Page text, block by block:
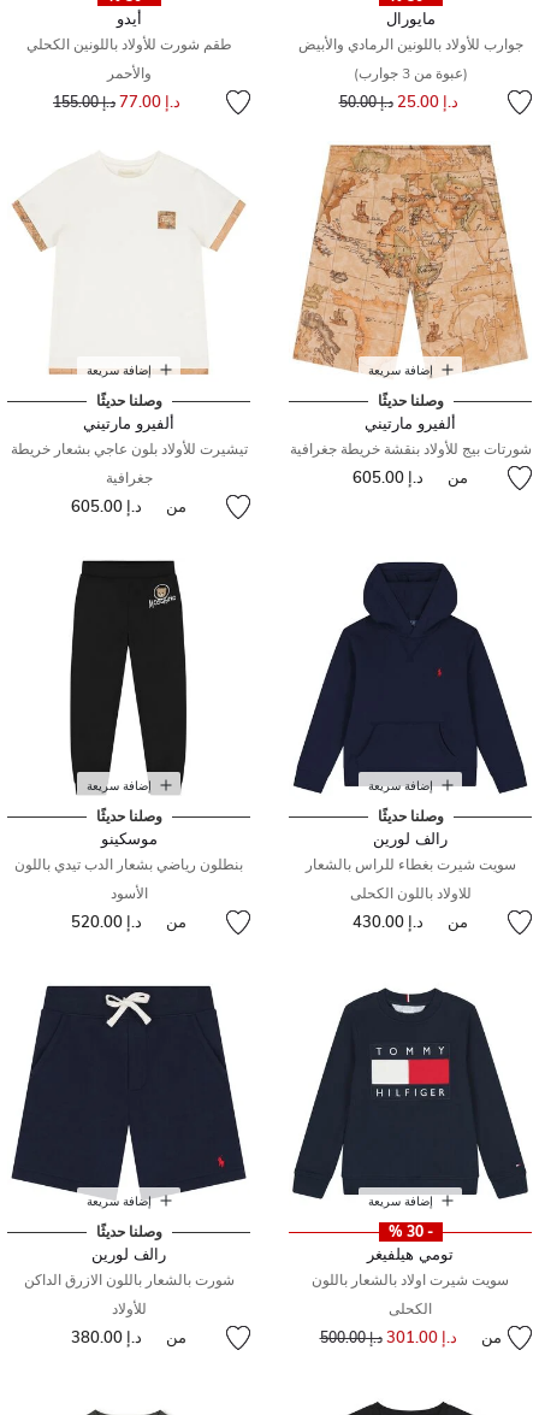
مايورال
جوارب للأولاد باللونين الرمادي والأبيض
(عبوة من 3 جوارب)
د.إ 25.00 سعر مخفض مند.إ 50.00
أيدو
طقم شورت للأولاد باللونين الكحلي
والأحمر
د.إ 77.00 سعر مخفض من
د.إ 155.00 إلى
إضافة سريعة
وصلنا حديثًا
ألفيرو مارتيني
شورتات بيج للأولاد بنقشة خريطة جغرافية
من د.إ 605.00
إضافة سريعة
وصلنا حديثًا
ألفيرو مارتيني
تيشيرت للأولاد بلون عاجي بشعار خريطة
جغرافية
من د.إ 605.00
إضافة سريعة
وصلنا حديثًا
رالف لورين
سويت شيرت بغطاء للراس بالشعار
للاولاد باللون الكحلى
من د.إ 430.00
إضافة سريعة
وصلنا حديثًا
موسكينو
بنطلون رياضي بشعار الدب تيدي باللون
الأسود
من د.إ 520.00
إضافة سريعة
- 30 %
تومي هيلفيغر
سويت شيرت اولاد بالشعار باللون
الكحلى
من د.إ 301.00 سعر مخفض مند.إ 500.00
إضافة سريعة
وصلنا حديثًا
رالف لورين
شورت بالشعار باللون الازرق الداكن
للأولاد
من د.إ 380.00